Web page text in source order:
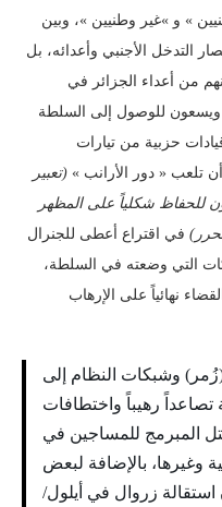
» و »غير وطنيين »، وبين
التدخل الأجنبي وأعدائه، بل
من أعداء الجزائر في
ويسعون للوصول إلى السلطة
حزبية من تيارات
تلعب « دور الأرانب » (تعبير
للحفاظ شكلياً على المظهر
في اقتراع أعطى للجنرال
التي وضعته في السلطة،
نهائياً على الإرهاب
عُصب (زُمر) وشبكات النظام إلى
تصاعداً رهيباً واختطافات
المبرمج للمساجين في
وغيرها، بالإضافة لبعض
استقالة زروال في أيلول/